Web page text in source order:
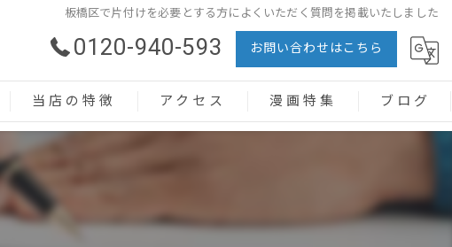
板橋区で片付けを必要とする方によくいただく質問を掲載いたしました
0120-940-593 お問い合わせはこちら
当店の特徴
生前整理
アクセス 漫画特集 ブログ